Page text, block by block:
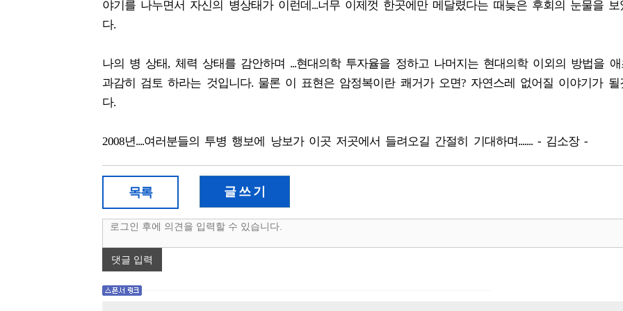
야기를 나누면서 자신의 병상태가 이런데...너무 이제껏 한곳에만 메달렸다는 때늦은 후회의 눈물을 보
다.
나의 병 상태, 체력 상태를 감안하며 ...현대의학 투자율을 정하고 나머지는 현대의학 이외의 방법을 애
과감히 검토 하라는 것입니다. 물론 이 표현은 암정복이란 쾌거가 오면? 자연스레 없어질 이야기가 될
다.
2008년....여러분들의 투병 행보에 낭보가 이곳 저곳에서 들려오길 간절히 기대하며....... - 김소장 -
목록 글 쓰 기
댓글 입력